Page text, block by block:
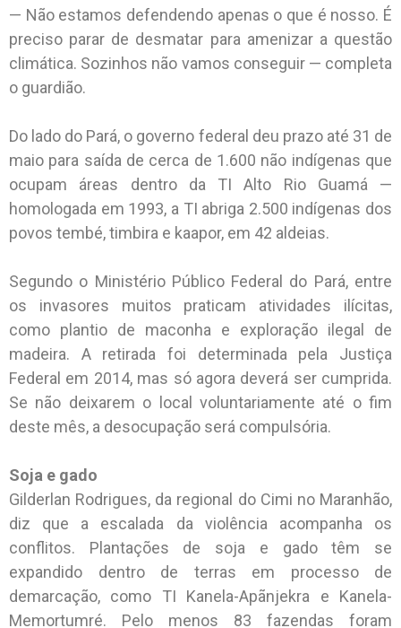
— Não estamos defendendo apenas o que é nosso. É
preciso parar de desmatar para amenizar a questão
climática. Sozinhos não vamos conseguir — completa
o guardião.
Do lado do Pará, o governo federal deu prazo até 31 de
maio para saída de cerca de 1.600 não indígenas que
ocupam áreas dentro da TI Alto Rio Guamá —
homologada em 1993, a TI abriga 2.500 indígenas dos
povos tembé, timbira e kaapor, em 42 aldeias.
Segundo o Ministério Público Federal do Pará, entre
os invasores muitos praticam atividades ilícitas,
como plantio de maconha e exploração ilegal de
madeira. A retirada foi determinada pela Justiça
Federal em 2014, mas só agora deverá ser cumprida.
Se não deixarem o local voluntariamente até o fim
deste mês, a desocupação será compulsória.
Soja e gado
Gilderlan Rodrigues, da regional do Cimi no Maranhão,
diz que a escalada da violência acompanha os
conflitos. Plantações de soja e gado têm se
expandido dentro de terras em processo de
demarcação, como TI Kanela-Apãnjekra e Kanela-
Memortumré. Pelo menos 83 fazendas foram